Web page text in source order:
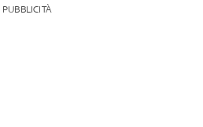
PUBBLICITÀ